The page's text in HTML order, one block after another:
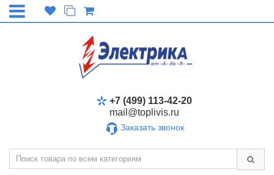
+7 (499) 113-42-20
mail@toplivis.ru
Заказать звонок